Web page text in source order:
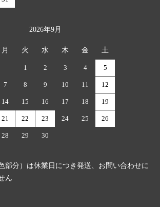
2026年9月
月 火 水 木 金 土
1 2 3 4 5
7 8 9 10 11 12
14 15 16 17 18 19
21 22 23 24 25 26
28 29 30
部分）は休業日につき発送、お問い合わせに
ん